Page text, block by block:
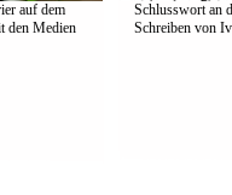
auf dem
den Medien
Schlusswort an
Schreiben von